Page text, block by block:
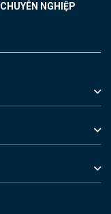
CHUYÊN NGHIỆP